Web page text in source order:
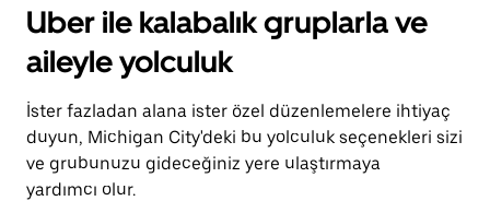
Uber ile kalabalık gruplarla ve
aileyle yolculuk
İster fazladan alana ister özel düzenlemelere ihtiyaç
duyun, Michigan City'deki bu yolculuk seçenekleri sizi
ve grubunuzu gideceğiniz yere ulaştırmaya
yardımcı olur.